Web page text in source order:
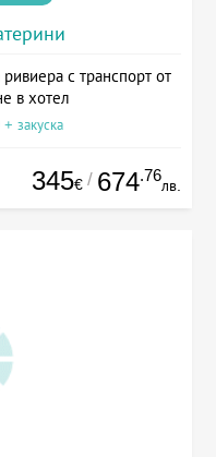
с транспорт от
в хотел
закуска
345€ / 674.76
лв.